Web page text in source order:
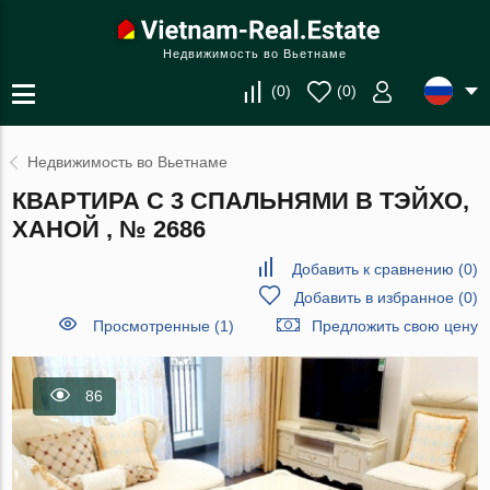
Недвижимость во Вьетнаме
(0) (0)
Недвижимость во Вьетнаме
КВАРТИРА С 3 СПАЛЬНЯМИ В ТЭЙХО,
ХАНОЙ , № 2686
Добавить к сравнению (0)
Добавить в избранное(0)
Просмотренные (1)
Предложить свою цену
86